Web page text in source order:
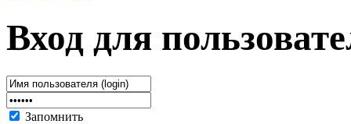
Вход для
Запомнить